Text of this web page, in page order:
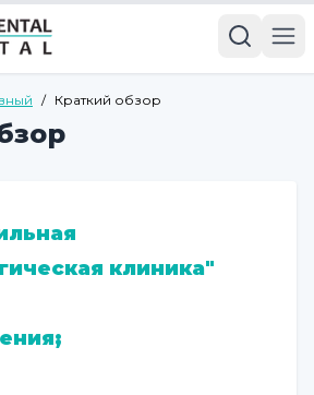
/ Краткий обзор
клиника"